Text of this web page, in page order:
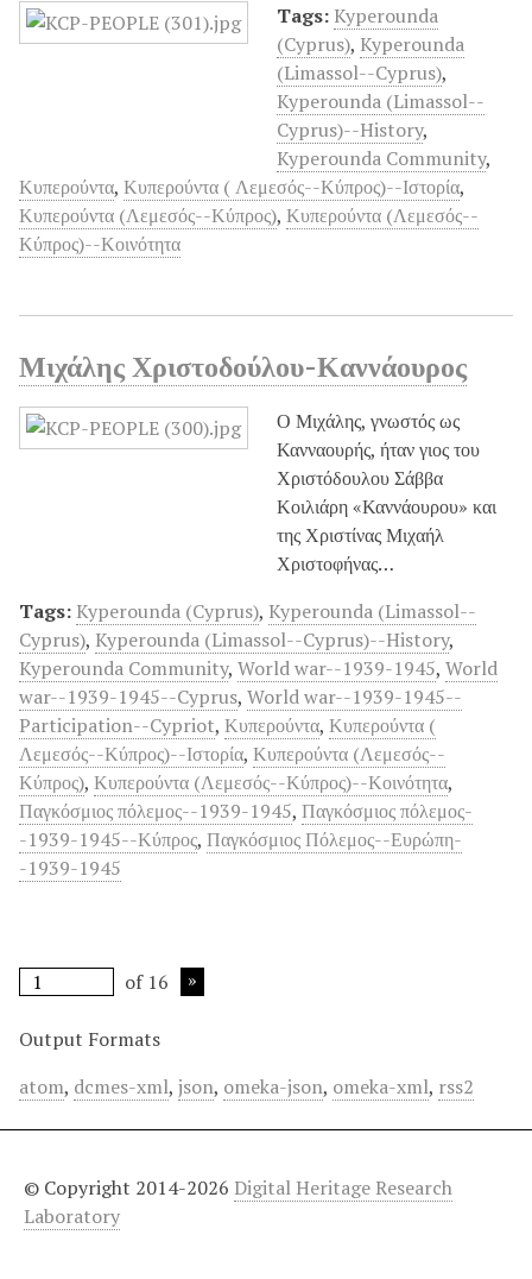
Tags: Kyperounda
(Cyprus), Kyperounda
(Limassol--Cyprus),
Kyperounda (Limassol--
Cyprus)--History,
Kyperounda Community,
Κυπερούντα, Κυπερούντα ( Λεμεσός--Κύπρος)--Ιστορία,
Κυπερούντα (Λεμεσός--Κύπρος), Κυπερούντα (Λεμεσός--
Κύπρος)--Κοινότητα
Μιχάλης Χριστοδούλου-Καννάουρος
Ο Μιχάλης, γνωστός ως
Κανναουρής, ήταν γιος του
Χριστόδουλου Σάββα
Κοιλιάρη «Καννάουρου» και
της Χριστίνας Μιχαήλ
Χριστοφήνας…
Tags: Kyperounda (Cyprus), Kyperounda (Limassol--
Cyprus), Kyperounda (Limassol--Cyprus)--History,
Kyperounda Community, World war--1939-1945, World
war--1939-1945--Cyprus, World war--1939-1945--
Participation--Cypriot, Κυπερούντα, Κυπερούντα (
Λεμεσός--Κύπρος)--Ιστορία, Κυπερούντα (Λεμεσός--
Κύπρος), Κυπερούντα (Λεμεσός--Κύπρος)--Κοινότητα,
Παγκόσμιος πόλεμος--1939-1945, Παγκόσμιος πόλεμος-
-1939-1945--Κύπρος, Παγκόσμιος Πόλεμος--Ευρώπη-
-1939-1945
of 16
Output Formats
atom, dcmes-xml, json, omeka-json, omeka-xml, rss2
© Copyright 2014-2026 Digital Heritage Research
Laboratory